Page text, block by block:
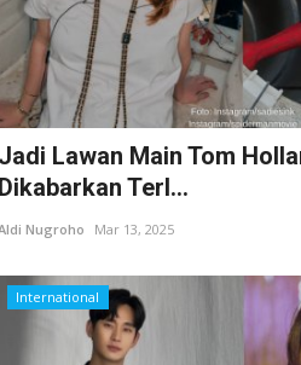
Jadi Lawan Main Tom
Dikabarkan Terl...
Nugroho Mar 13, 2025
International